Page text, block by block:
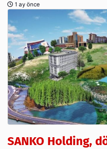
1 ay önce
SANKO Holding,